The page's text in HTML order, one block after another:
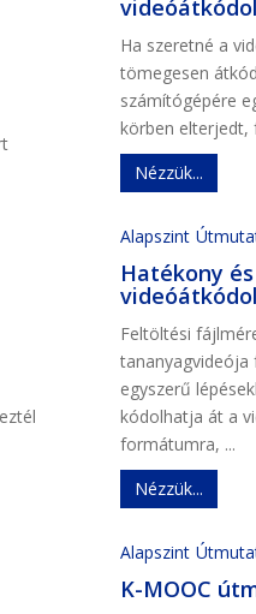
Ha szeretné a
tömegesen
számítógépére
körben elterjedt,
Nézzük...
Alapszint
Hatékony
Feltöltési
tananyagvideója
egyszerű
kódolhatja át a
formátumra, ...
Nézzük...
Alapszint
K-MOOC